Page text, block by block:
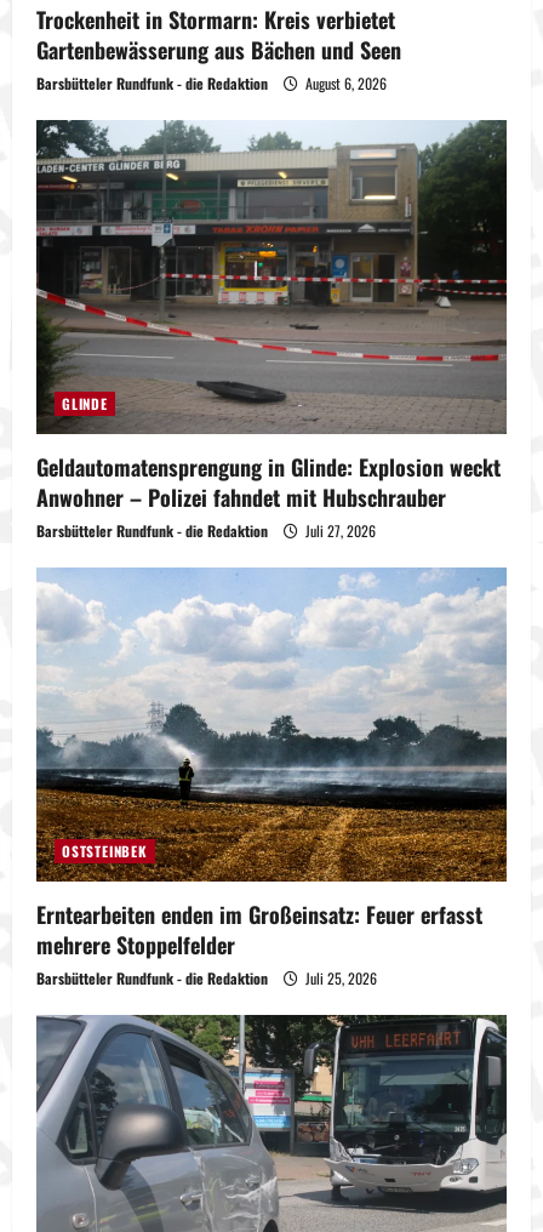
Trockenheit in Stormarn: Kreis verbietet
Gartenbewässerung aus Bächen und Seen
Barsbütteler Rundfunk - die Redaktion August 6, 2026
GLINDE
Geldautomatensprengung in Glinde: Explosion weckt
Anwohner – Polizei fahndet mit Hubschrauber
Barsbütteler Rundfunk - die Redaktion Juli 27, 2026
OSTSTEINBEK
Erntearbeiten enden im Großeinsatz: Feuer erfasst
mehrere Stoppelfelder
Barsbütteler Rundfunk - die Redaktion Juli 25, 2026